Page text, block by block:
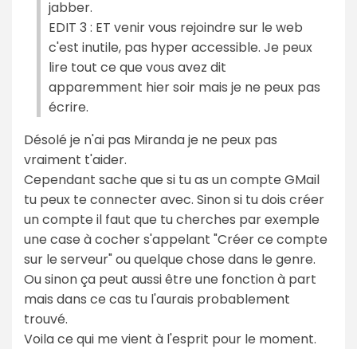
jabber.
EDIT 3 : ET venir vous rejoindre sur le web
c'est inutile, pas hyper accessible. Je peux
lire tout ce que vous avez dit
apparemment hier soir mais je ne peux pas
écrire.
Désolé je n'ai pas Miranda je ne peux pas
vraiment t'aider.
Cependant sache que si tu as un compte GMail
tu peux te connecter avec. Sinon si tu dois créer
un compte il faut que tu cherches par exemple
une case à cocher s'appelant "Créer ce compte
sur le serveur" ou quelque chose dans le genre.
Ou sinon ça peut aussi être une fonction à part
mais dans ce cas tu l'aurais probablement
trouvé.
Voila ce qui me vient à l'esprit pour le moment.